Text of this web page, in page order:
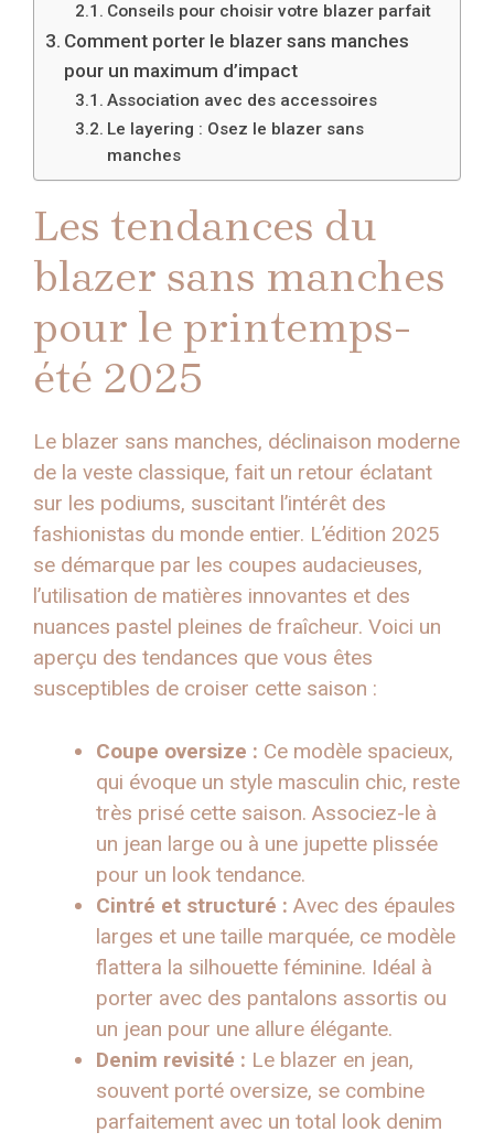
Conseils pour choisir votre blazer parfait
Comment porter le blazer sans manches
pour un maximum d’impact
Association avec des accessoires
Le layering : Osez le blazer sans
manches
Les tendances du
blazer sans manches
pour le printemps-
été 2025
Le blazer sans manches, déclinaison moderne
de la veste classique, fait un retour éclatant
sur les podiums, suscitant l’intérêt des
fashionistas du monde entier. L’édition 2025
se démarque par les coupes audacieuses,
l’utilisation de matières innovantes et des
nuances pastel pleines de fraîcheur. Voici un
aperçu des tendances que vous êtes
susceptibles de croiser cette saison :
Coupe oversize : Ce modèle spacieux,
qui évoque un style masculin chic, reste
très prisé cette saison. Associez-le à
un jean large ou à une jupette plissée
pour un look tendance.
Cintré et structuré : Avec des épaules
larges et une taille marquée, ce modèle
flattera la silhouette féminine. Idéal à
porter avec des pantalons assortis ou
un jean pour une allure élégante.
Denim revisité : Le blazer en jean,
souvent porté oversize, se combine
parfaitement avec un total look denim